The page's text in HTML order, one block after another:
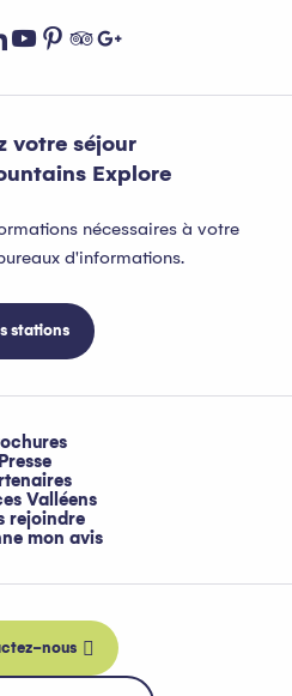
votre séjour
Explore
nécessaires à votre
d'informations.
stations
Presse
Valléens
rejoindre
mon avis
nous